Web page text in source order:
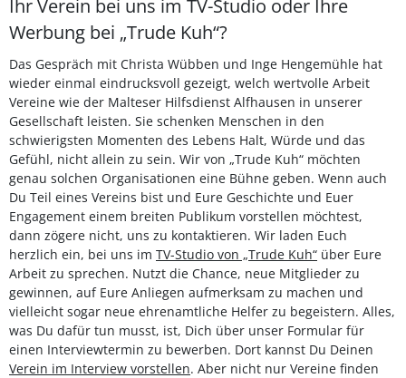
Ihr Verein bei uns im TV-Studio oder Ihre
Werbung bei „Trude Kuh“?
Das Gespräch mit Christa Wübben und Inge Hengemühle hat
wieder einmal eindrucksvoll gezeigt, welch wertvolle Arbeit
Vereine wie der Malteser Hilfsdienst Alfhausen in unserer
Gesellschaft leisten. Sie schenken Menschen in den
schwierigsten Momenten des Lebens Halt, Würde und das
Gefühl, nicht allein zu sein. Wir von „Trude Kuh“ möchten
genau solchen Organisationen eine Bühne geben. Wenn auch
Du Teil eines Vereins bist und Eure Geschichte und Euer
Engagement einem breiten Publikum vorstellen möchtest,
dann zögere nicht, uns zu kontaktieren. Wir laden Euch
herzlich ein, bei uns im TV-Studio von „Trude Kuh“ über Eure
Arbeit zu sprechen. Nutzt die Chance, neue Mitglieder zu
gewinnen, auf Eure Anliegen aufmerksam zu machen und
vielleicht sogar neue ehrenamtliche Helfer zu begeistern. Alles,
was Du dafür tun musst, ist, Dich über unser Formular für
einen Interviewtermin zu bewerben. Dort kannst Du Deinen
Verein im Interview vorstellen. Aber nicht nur Vereine finden